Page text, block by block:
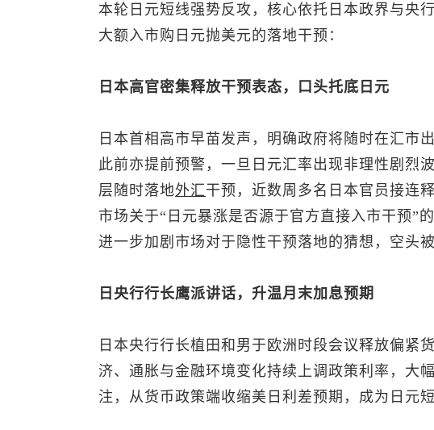
本轮日元短线强势反攻，核心依托日本政界与央
大额入市购日元抛美元的落地干预：
日本高官密集释放干预表态，口头托底日元
日本首相高市早苗发声，明确政府将随时在汇市
此前亦提前预警，一旦日元汇率出现非理性剧烈
层随时落地外汇干预，近数周多名日本官员接连
市场关于“日元暴涨是否源于官方直接入市干预”
进一步加剧市场对于隐性干预落地的猜想，空头
日央行行长鹰派讲话，升温月末加息预期
日本央行行长植田和男于欧洲时段会议释放偏紧
济、通胀与金融环境变化持续上调政策利率，大
注，从货币政策端收缩美日利差预期，成为日元